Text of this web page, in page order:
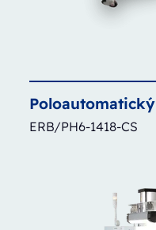
Poloautomatický
ERB/PH6-1418-CS